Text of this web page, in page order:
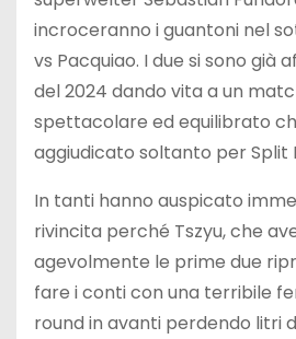
incroceranno i guantoni nel
vs Pacquiao. I due si sono già
del 2024 dando vita a un
spettacolare ed equilibrato
aggiudicato soltanto per Split
In tanti hanno auspicato
rivincita perché Tszyu, che
agevolmente le prime due
fare i conti con una terribile
round in avanti perdendo litri